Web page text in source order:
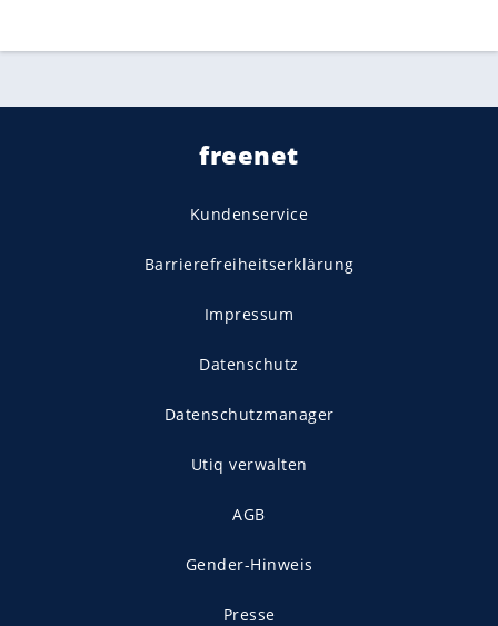
freenet
Kundenservice
Barrierefreiheitserklärung
Impressum
Datenschutz
Datenschutzmanager
Utiq verwalten
AGB
Gender-Hinweis
Presse